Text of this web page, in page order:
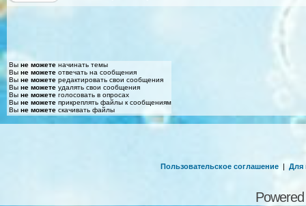
Вы не можете начинать темы
Вы не можете отвечать на сообщения
Вы не можете редактировать свои сообщения
Вы не можете удалять свои сообщения
Вы не можете голосовать в опросах
Вы не можете прикреплять файлы к сообщениям
Вы не можете скачивать файлы
Пользовательское соглашение | Для